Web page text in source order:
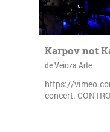
Karpov not
de Veioza Arte
https://
concert.